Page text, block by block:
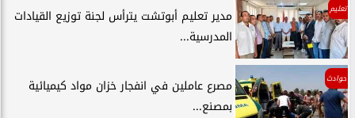
تعليم
مدير تعليم أبوتشت يترأس لجنة توزيع القيادات
المدرسية...
حوادث
مصرع عاملين في انفجار خزان مواد كيميائية
بمصنع...